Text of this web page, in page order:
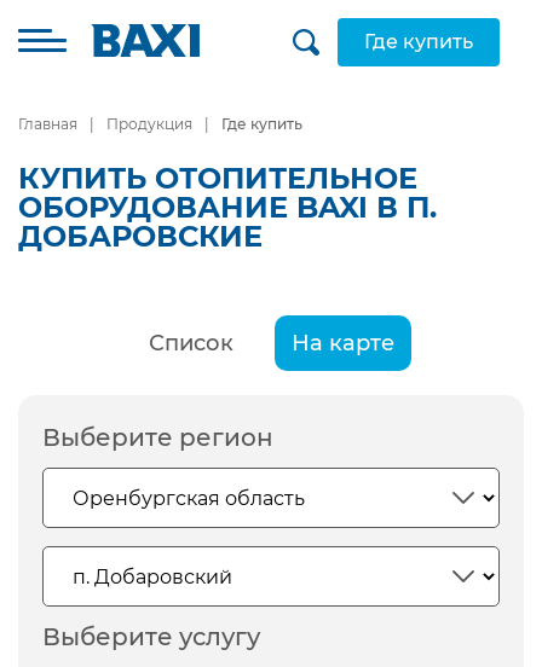
Где купить
Главная Продукция Где купить
КУПИТЬ ОТОПИТЕЛЬНОЕ
ОБОРУДОВАНИЕ BAXI В П.
ДОБАРОВСКИЕ
Список На карте
Выберите регион
Выберите услугу